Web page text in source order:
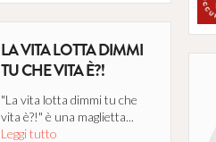
LA VITA LOTTA DIMMI
TU CHE VITA È?!
"La vita lotta dimmi tu che
vita è?!" è una maglietta...
Leggi tutto